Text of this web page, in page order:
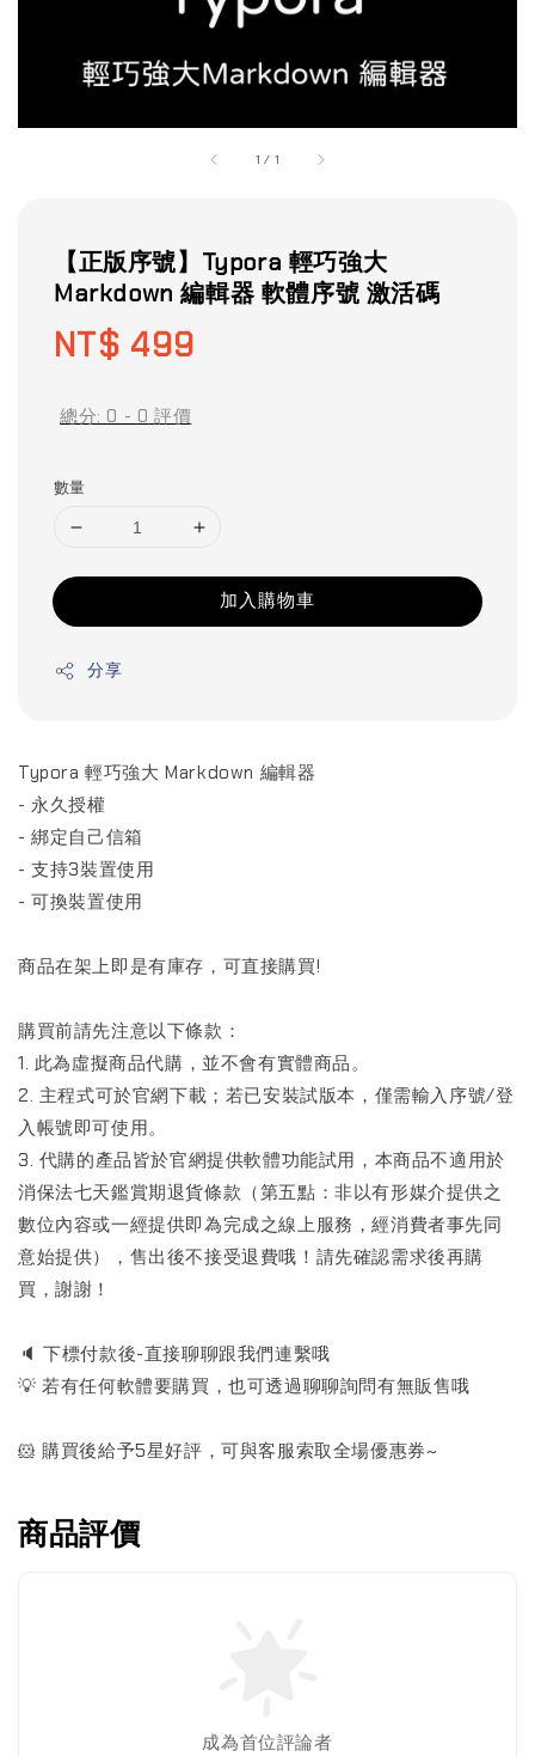
1 / 1
【正版序號】Typora 輕巧強大
Markdown 編輯器 軟體序號 激活碼
Regular
NT$ 499
總分: 0 - 0 評價
數量
加入購物車
分享
Typora 輕巧強大 Markdown 編輯器
- 永久授權
- 綁定自己信箱
- 支持3裝置使用
- 可換裝置使用
商品在架上即是有庫存，可直接購買!
購買前請先注意以下條款：
1. 此為虛擬商品代購，並不會有實體商品。
2. 主程式可於官網下載；若已安裝試版本，僅需輸入序號/登
入帳號即可使用。
3. 代購的產品皆於官網提供軟體功能試用，本商品不適用於
消保法七天鑑賞期退貨條款（第五點：非以有形媒介提供之
數位內容或一經提供即為完成之線上服務，經消費者事先同
意始提供），售出後不接受退費哦！請先確認需求後再購
買，謝謝！
🔈 下標付款後-直接聊聊跟我們連繫哦
💡 若有任何軟體要購買，也可透過聊聊詢問有無販售哦
🐹 購買後給予5星好評，可與客服索取全場優惠券~
商品評價
成為首位評論者